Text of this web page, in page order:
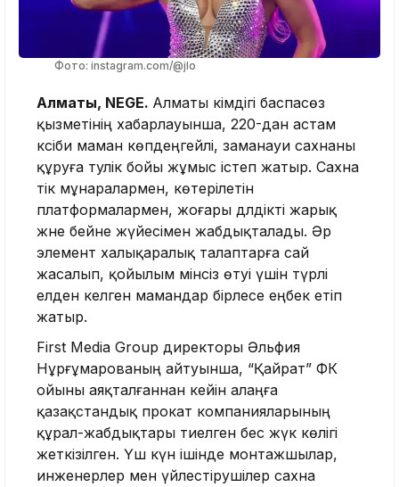
Фото: instagram.com/@jlo
Алматы, NEGE. Алматы әкімдігі баспасөз
қызметінің хабарлауынша, 220-дан астам
кәсіби маман көпдеңгейлі, заманауи сахнаны
құруға тәулік бойы жұмыс істеп жатыр. Сахна
тік мұнаралармен, көтерілетін
платформалармен, жоғары дәлдікті жарық
және бейне жүйесімен жабдықталады. Әр
элемент халықаралық талаптарға сай
жасалып, қойылым мінсіз өтуі үшін түрлі
елден келген мамандар бірлесе еңбек етіп
жатыр.
First Media Group директоры Әльфия
Нұрғұмарованың айтуынша, “Қайрат” ФК
ойыны аяқталғаннан кейін алаңға
қазақстандық прокат компанияларының
құрал-жабдықтары тиелген бес жүк көлігі
жеткізілген. Үш күн ішінде монтажшылар,
инженерлер мен үйлестірушілер сахна